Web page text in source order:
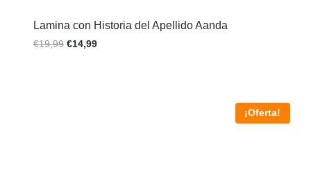
Lamina con Historia del Apellido Aanda
€19,99 €14,99
¡Oferta!